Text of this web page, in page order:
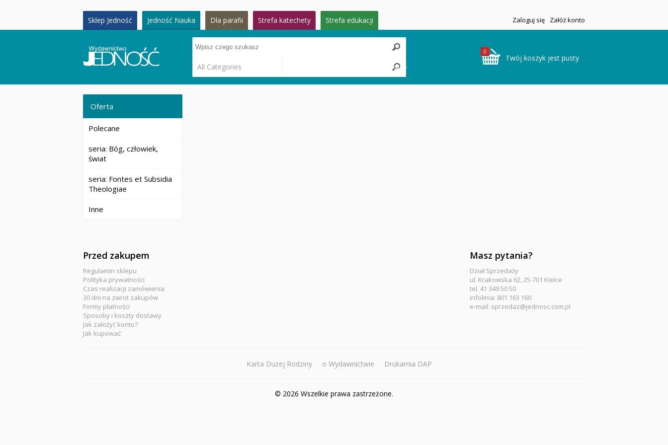
Sklep Jedność Jedność Nauka Dla parafii Strefa katechety Strefa edukacji Zaloguj się Załóż konto
All Categories Search
0
Twój koszyk jest pusty
Oferta
Polecane
seria: Bóg, człowiek,
świat
seria: Fontes et Subsidia
Theologiae
Inne
Przed zakupem
Regulamin sklepu
Polityka prywatności
Czas realizacji zamówienia
30 dni na zwrot zakupów
Formy płatności
Sposoby i koszty dostawy
Jak założyć konto?
Jak kupować
Masz pytania?
Dział Sprzedaży
ul. Krakowska 62, 25-701 Kielce
tel. 41 349 50 50
infolinia: 801 163 160
e-mail: sprzedaz@jednosc.com.pl
Karta Dużej Rodziny o Wydawnictwie Drukarnia DAP
© 2026 Wszelkie prawa zastrzeżone.